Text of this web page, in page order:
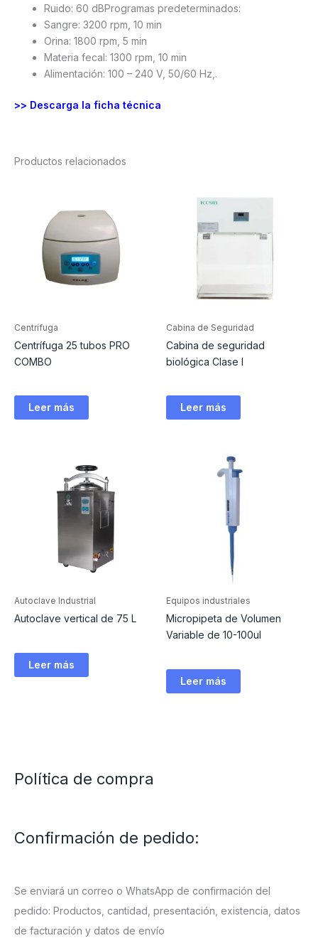
Ruido: 60 dBProgramas predeterminados:
Sangre: 3200 rpm, 10 min
Orina: 1800 rpm, 5 min
Materia fecal: 1300 rpm, 10 min
Alimentación: 100 – 240 V, 50/60 Hz,.
>> Descarga la ficha técnica
Productos relacionados
Centrífuga
Centrífuga 25 tubos PRO
COMBO
Leer más
Cabina de Seguridad
Cabina de seguridad
biológica Clase I
Leer más
Autoclave Industrial
Autoclave vertical de 75 L
Leer más
Equipos industriales
Micropipeta de Volumen
Variable de 10-100ul
Leer más
Política de compra
Confirmación de pedido:
Se enviará un correo o WhatsApp de confirmación del
pedido: Productos, cantidad, presentación, existencia, datos
de facturación y datos de envío